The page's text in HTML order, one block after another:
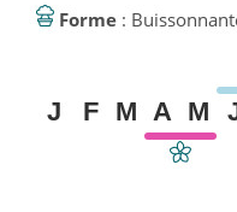
Forme
:
J F M A M